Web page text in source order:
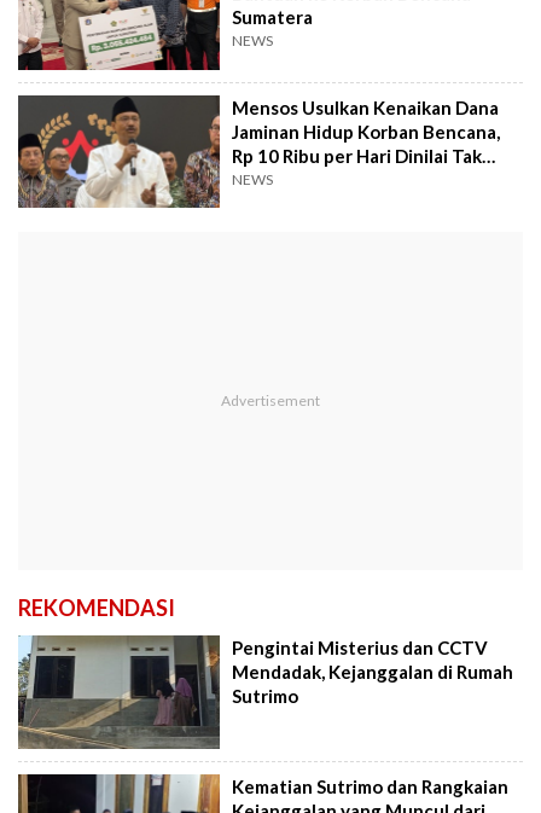
Sumatera
NEWS
Mensos Usulkan Kenaikan Dana
Jaminan Hidup Korban Bencana,
Rp 10 Ribu per Hari Dinilai Tak
Relevan
NEWS
REKOMENDASI
Pengintai Misterius dan CCTV
Mendadak, Kejanggalan di Rumah
Sutrimo
Kematian Sutrimo dan Rangkaian